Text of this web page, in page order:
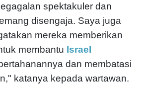
spektakuler dan
disengaja. Saya juga
mereka memberikan
membantu Israel
dan membatasi
katanya kepada wartawan.